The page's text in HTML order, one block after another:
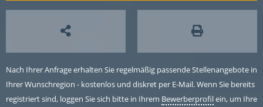
Nach Ihrer Anfrage erhalten Sie regelmäßig passende Stellenangebote in
Ihrer Wunschregion - kostenlos und diskret per E-Mail. Wenn Sie bereits
registriert sind, loggen Sie sich bitte in Ihrem Bewerberprofilein, um Ihre